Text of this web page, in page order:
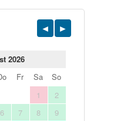
2026
Fr Sa
So
1
2
6 7 8
9